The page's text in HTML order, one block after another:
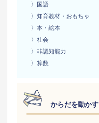
〉国語
〉知育教材・おもちゃ
〉本・絵本
〉社会
〉非認知能力
〉算数
からだを動かす